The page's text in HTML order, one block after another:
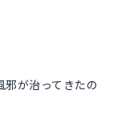
邪が治ってきたの